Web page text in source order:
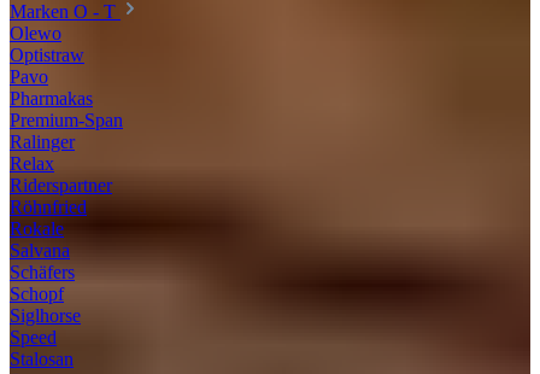
Marken O - T
Olewo
Optistraw
Pavo
Pharmakas
Premium-Span
Ralinger
Relax
Riderspartner
Röhnfried
Rokale
Salvana
Schäfers
Schopf
Siglhorse
Speed
Stalosan